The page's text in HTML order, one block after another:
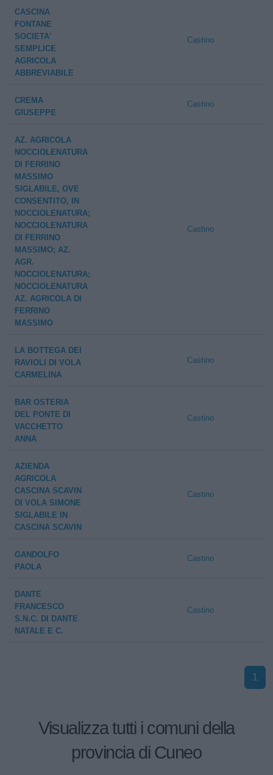
CASCINA
FONTANE
SOCIETA'
SEMPLICE
AGRICOLA
ABBREVIABILE
Castino
CREMA
GIUSEPPE
Castino
AZ. AGRICOLA
NOCCIOLENATURA
DI FERRINO
MASSIMO
SIGLABILE, OVE
CONSENTITO, IN
NOCCIOLENATURA;
NOCCIOLENATURA
DI FERRINO
MASSIMO; AZ.
AGR.
NOCCIOLENATURA;
NOCCIOLENATURA
AZ. AGRICOLA DI
FERRINO
MASSIMO
Castino
LA BOTTEGA DEI
RAVIOLI DI VOLA
CARMELINA
Castino
BAR OSTERIA
DEL PONTE DI
VACCHETTO
ANNA
Castino
AZIENDA
AGRICOLA
CASCINA SCAVIN
DI VOLA SIMONE
SIGLABILE IN
CASCINA SCAVIN
Castino
GANDOLFO
PAOLA
Castino
DANTE
FRANCESCO
S.N.C. DI DANTE
NATALE E C.
Castino
1
Visualizza tutti i comuni della
provincia di Cuneo